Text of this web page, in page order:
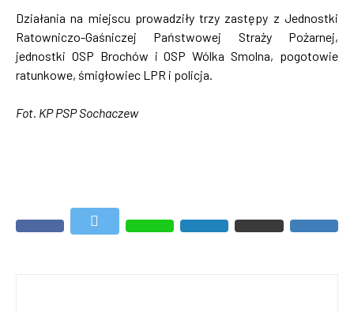
Działania na miejscu prowadziły trzy zastępy z Jednostki
Ratowniczo-Gaśniczej Państwowej Straży Pożarnej,
jednostki OSP Brochów i OSP Wólka Smolna, pogotowie
ratunkowe, śmigłowiec LPR i policja.
Fot. KP PSP Sochaczew